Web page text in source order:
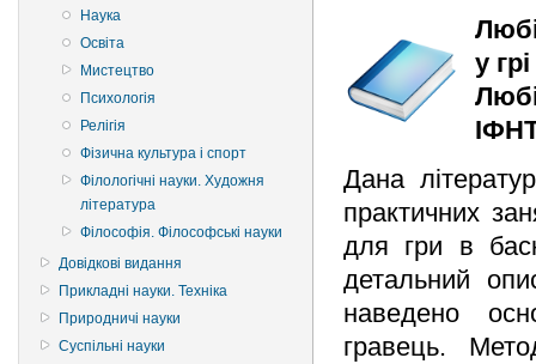
Наука
Освіта
Мистецтво
Психологія
Релігія
Фізична культура і спорт
Філологічні науки. Художня
література
Філософія. Філософські науки
Довідкові видання
Прикладні науки. Техніка
Природничі науки
Суспільні науки
у
Дана
практичних
для гри в
детальний
наведено
гравець.